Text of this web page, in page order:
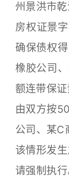
州景洪市
房权证景
确保债权
橡胶公司
额连带保
由双方按
公司、某C
该情形发
请强制执